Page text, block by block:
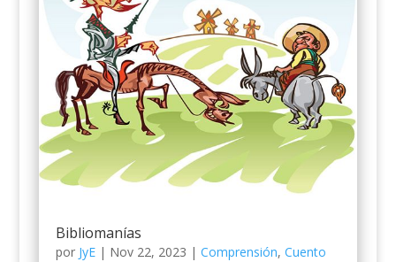
Bibliomanías
por JyE| Nov 22, 2023 | Comprensión, Cuento